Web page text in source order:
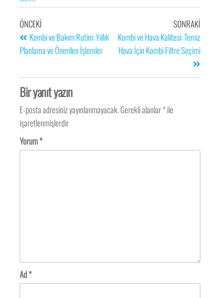
ÖNCEKI
Kombi ve Bakım Rutini: Yıllık
Planlama ve Önerilen İşlemler
SONRAKI
Kombi ve Hava Kalitesi: Temiz
Hava İçin Kombi Filtre Seçimi
Bir yanıt yazın
E-posta adresiniz yayınlanmayacak.Gerekli alanlar*ile
işaretlenmişlerdir
Yorum*
Ad*